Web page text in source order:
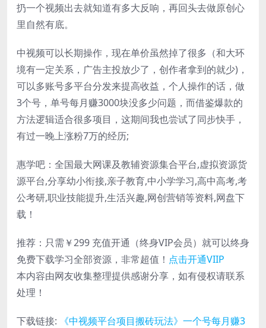
扔一个视频出去就知道有多大反响，再回头去做原创心
里自然有底。
中视频可以长期操作，现在单价虽然掉了很多（和大环
境有一定关系，广告主投放少了，创作者拿到的就少)，
可以多账号多平台分发来提高收益，个人操作的话，做
3个号，单号每月赚3000块没多少问题，而借鉴爆款的
方法逻辑适合很多项目，这期间我也尝试了同步快手，
有过一晚上涨粉7万的经历;
惠学吧：全国最大网课及教辅资源集合平台,虚拟资源货
源平台,分享幼小衔接,亲子教育,中小学学习,高中高考,考
公考研,职业技能提升,生活兴趣,网创营销等资料,网盘下
载！
推荐：只需￥299 充值开通（终身VIP会员）就可以终身
免费下载学习全部资源，非常超值！ 点击开通VIIP
本内容由网友收集整理提供感谢分享，如有侵权请联系
处理！
下载链接:
《中视频平台项目搬砖玩法》一个号每月赚3